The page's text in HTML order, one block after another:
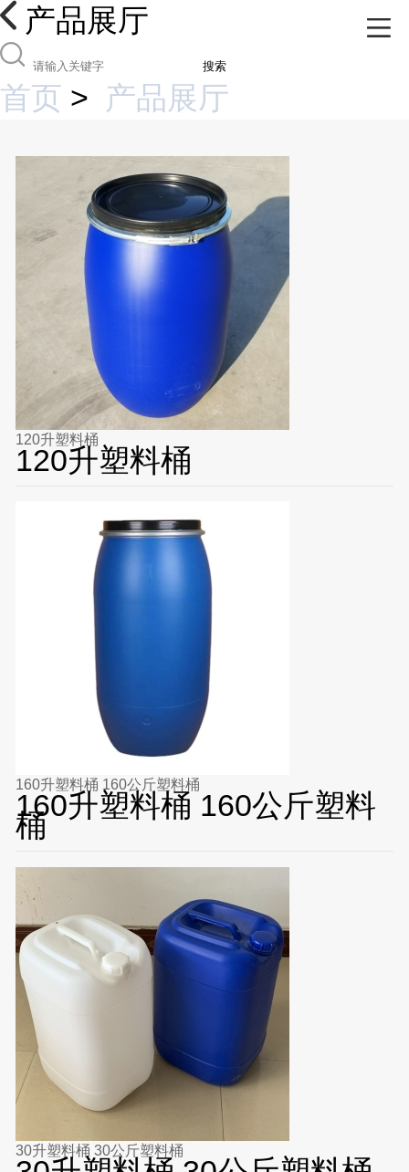
产品展厅
搜索
首页 > 产品展厅
120升塑料桶
120升塑料桶
160升塑料桶 160公斤塑料桶
160升塑料桶 160公斤塑料
桶
30升塑料桶 30公斤塑料桶